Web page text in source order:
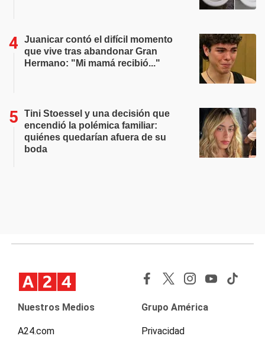
Juanicar contó el difícil momento
que vive tras abandonar Gran
Hermano: "Mi mamá recibió..."
Tini Stoessel y una decisión que
encendió la polémica familiar:
quiénes quedarían afuera de su
boda
Nuestros Medios
A24.com
Grupo América
Privacidad